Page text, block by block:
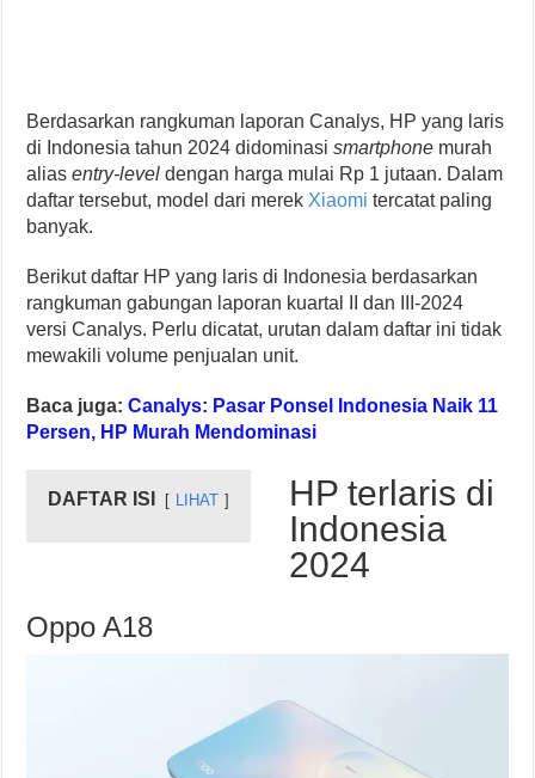
Berdasarkan rangkuman laporan Canalys, HP yang laris
di Indonesia tahun 2024 didominasismartphone murah
aliasentry-leveldengan harga mulai Rp 1 jutaan. Dalam
daftar tersebut, model dari merek Xiaomi tercatat paling
banyak.
Berikut daftar HP yang laris di Indonesia berdasarkan
rangkuman gabungan laporan kuartal II dan III-2024
versi Canalys. Perlu dicatat, urutan dalam daftar ini tidak
mewakili volume penjualan unit.
Baca juga:Canalys: Pasar Ponsel Indonesia Naik 11
Persen, HP Murah Mendominasi
DAFTAR ISI LIHAT
HP terlaris di
Indonesia
2024
Oppo A18